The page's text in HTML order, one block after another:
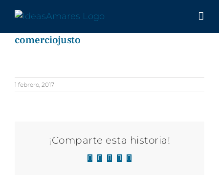
contenido
comerciojusto
1 febrero, 2017
¡Comparte esta historia!
Facebook
X LinkedIn
WhatsApp
Correo